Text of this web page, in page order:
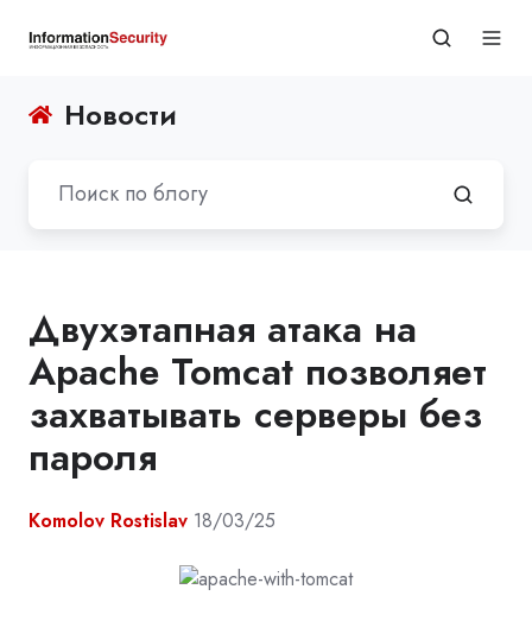
Новости
Двухэтапная атака на
Apache Tomcat позволяет
захватывать серверы без
пароля
Komolov Rostislav 18/03/25